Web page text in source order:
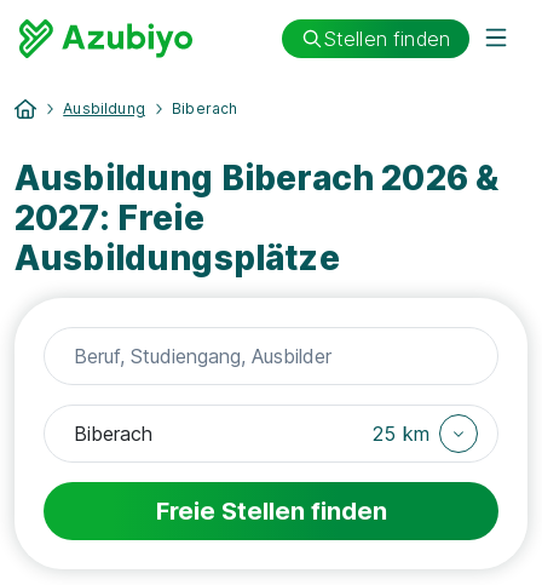
Stellen finden
Ausbildung Biberach
Ausbildung Biberach 2026 &
2027: Freie
Ausbildungsplätze
25 km
Freie Stellen finden